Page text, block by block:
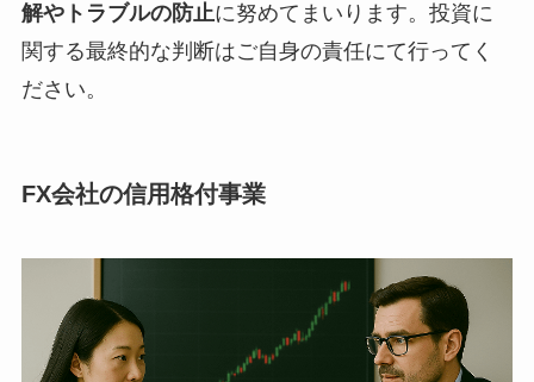
解やトラブルの防止に努めてまいります。投資に
関する最終的な判断はご自身の責任にて行ってく
ださい。
FX会社の信用格付事業